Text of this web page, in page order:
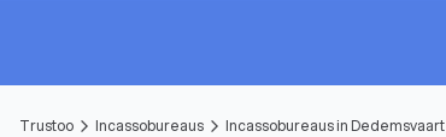
Trustoo arrow_forward_ios Incassobureaus arrow_forward_ios Incassobureaus in Dedemsvaart